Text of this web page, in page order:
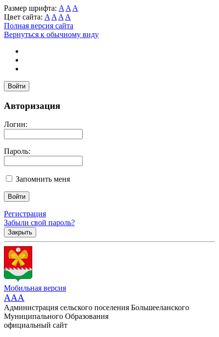
Размер шрифта: A A A
Цвет сайта: A A A A
Полная версия сайта
Вернуться к обычному виду
Войти
Авторизация
Логин:
Пароль:
Запомнить меня
Регистрация
Забыли свой пароль?
Закрыть
Мобильная версия
AAA
Администрация сельского поселения Большееланского
Муниципального Образования
официальный сайт